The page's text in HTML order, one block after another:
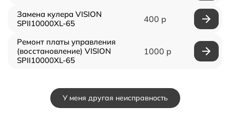
Замена кулера VISION
SPII10000XL-65
400 р
Ремонт платы управления
(восстановление) VISION
SPII10000XL-65
1000 р
У меня другая неисправность